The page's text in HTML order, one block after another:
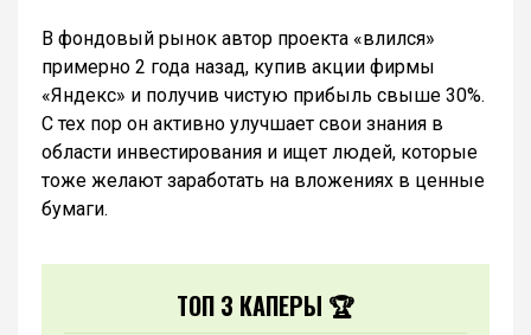
В фондовый рынок автор проекта «влился»
примерно 2 года назад, купив акции фирмы
«Яндекс» и получив чистую прибыль свыше 30%.
С тех пор он активно улучшает свои знания в
области инвестирования и ищет людей, которые
тоже желают заработать на вложениях в ценные
бумаги.
ТОП 3 КАПЕРЫ 🏆